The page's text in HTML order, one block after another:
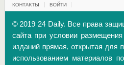
КОНТАКТЫ ВОЙТИ
© 2019 24 Daily. Все права
сайта при условии
изданий прямая, открытая для
использованием материалов